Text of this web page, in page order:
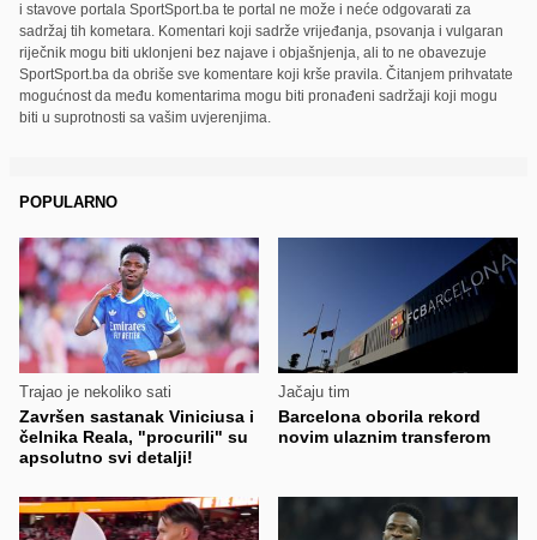
i stavove portala SportSport.ba te portal ne može i neće odgovarati za
sadržaj tih kometara. Komentari koji sadrže vrijeđanja, psovanja i vulgaran
riječnik mogu biti uklonjeni bez najave i objašnjenja, ali to ne obavezuje
SportSport.ba da obriše sve komentare koji krše pravila. Čitanjem prihvatate
mogućnost da među komentarima mogu biti pronađeni sadržaji koji mogu
biti u suprotnosti sa vašim uvjerenjima.
POPULARNO
Trajao je nekoliko sati
Završen sastanak Viniciusa i
čelnika Reala, "procurili" su
apsolutno svi detalji!
Jačaju tim
Barcelona oborila rekord
novim ulaznim transferom